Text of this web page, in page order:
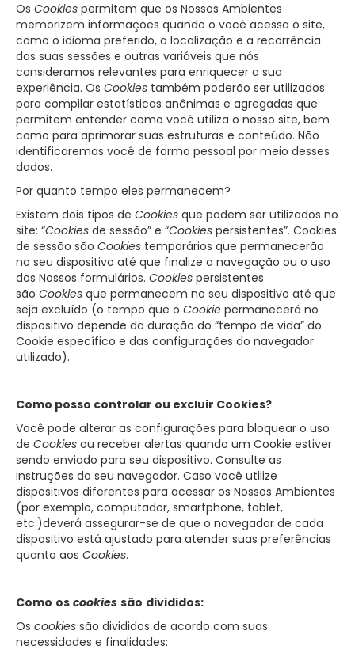
Os Cookies permitem que os Nossos Ambientes
memorizem informações quando o você acessa o site,
como o idioma preferido, a localização e a recorrência
das suas sessões e outras variáveis que nós
consideramos relevantes para enriquecer a sua
experiência. Os Cookies também poderão ser utilizados
para compilar estatísticas anônimas e agregadas que
permitem entender como você utiliza o nosso site, bem
como para aprimorar suas estruturas e conteúdo. Não
identificaremos você de forma pessoal por meio desses
dados.
Por quanto tempo eles permanecem?
Existem dois tipos de Cookies que podem ser utilizados no
site: “Cookies de sessão” e “Cookies persistentes”. Cookies
de sessão são Cookies temporários que permanecerão
no seu dispositivo até que finalize a navegação ou o uso
dos Nossos formulários. Cookies persistentes
são Cookies que permanecem no seu dispositivo até que
seja excluído (o tempo que o Cookie permanecerá no
dispositivo depende da duração do “tempo de vida” do
Cookie específico e das configurações do navegador
utilizado).
Como posso controlar ou excluir Cookies?
Você pode alterar as configurações para bloquear o uso
de Cookies ou receber alertas quando um Cookie estiver
sendo enviado para seu dispositivo. Consulte as
instruções do seu navegador. Caso você utilize
dispositivos diferentes para acessar os Nossos Ambientes
(por exemplo, computador, smartphone, tablet,
etc.)deverá assegurar-se de que o navegador de cada
dispositivo está ajustado para atender suas preferências
quanto aos Cookies.
Como os cookies são divididos:
Os cookies são divididos de acordo com suas
necessidades e finalidades: